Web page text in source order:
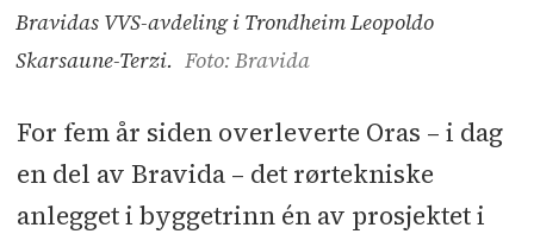
Bravidas VVS-avdeling i Trondheim Leopoldo
Skarsaune-Terzi. Foto: Bravida
For fem år siden overleverte Oras – i dag
en del av Bravida – det rørtekniske
anlegget i byggetrinn én av prosjektet i